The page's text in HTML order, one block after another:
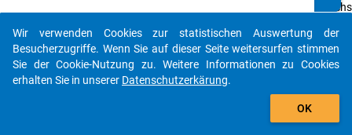
und
auto_stories
add_shopping_cart
Wir verwenden Cookies zur statistischen Auswertung der
Besucherzugriffe. Wenn Sie auf dieser Seite weitersurfen stimmen
Sie der Cookie-Nutzung zu. Weitere Informationen zu Cookies
erhalten Sie in unserer Datenschutzerkärung.
OK